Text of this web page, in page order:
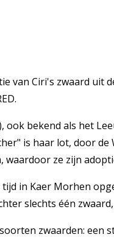
van Ciri's zwaard uit
ook bekend als het
is haar lot, door
waardoor ze zijn
in Kaer Morhen
slechts één
zwaarden: een